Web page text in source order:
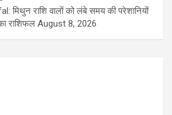
मिथुन राशि वालों को लंबे समय की परेशानियों
राशिफल August 8, 2026